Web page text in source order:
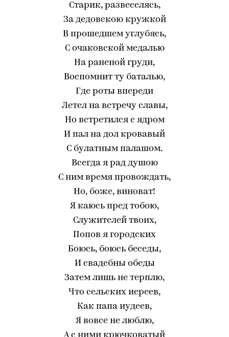
Старик, развеселясь,
За дедовскою кружкой
В прошедшем углубясь,
С очаковской медалью
На раненой груди,
Воспомнит ту баталью,
Где роты впереди
Летел на встречу славы,
Но встретился с ядром
И пал на дол кровавый
С булатным палашом.
Всегда я рад душою
С ним время провождать,
Но, боже, виноват!
Я каюсь пред тобою,
Служителей твоих,
Попов я городских
Боюсь, боюсь беседы,
И свадебны обеды
Затем лишь не терплю,
Что сельских иереев,
Как папа иудеев,
Я вовсе не люблю,